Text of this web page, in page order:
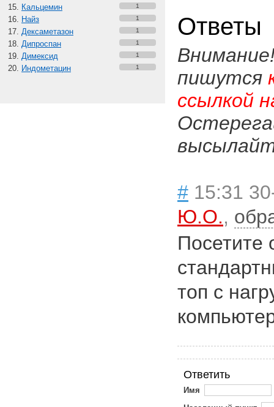
Кальцемин 1
Найз 1
Дексаметазон 1
Дипроспан 1
Димексид 1
Индометацин 1
Ответы
пишутся
ссылкой
# 15:31
Ю.О.,
Посетите
топ с
Ответить
Имя